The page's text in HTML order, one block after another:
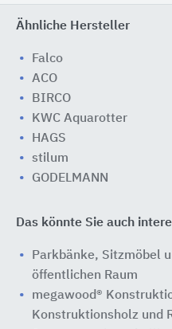
Ähnliche Hersteller
Falco
ACO
BIRCO
KWC Aquarotter
HAGS
stilum
GODELMANN
Das könnte Sie auch
Parkbänke, Sitzmöbel
öffentlichen Raum
megawood®
Konstruktionsholz und